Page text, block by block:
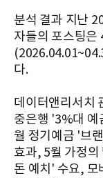
분석 결과 지난
자들의 포스팅은
다.
데이터앤리서치
중은행 '3%대 예
월 정기예금 '브
효과, 5월 가정의
돈 예치' 수요,